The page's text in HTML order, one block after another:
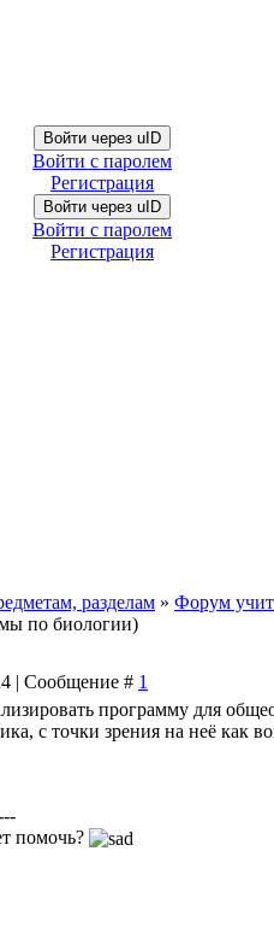
Войти через uID
Войти с паролем
Регистрация
Войти через uID
Войти с паролем
Регистрация
разделам » Форум
по биологии)
| Сообщение # 1
программу для
с точки зрения на неё как
помочь?